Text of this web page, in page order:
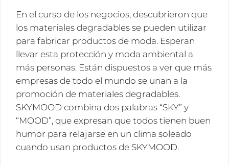
En el curso de los negocios, descubrieron que
los materiales degradables se pueden utilizar
para fabricar productos de moda. Esperan
llevar esta protección y moda ambiental a
más personas. Están dispuestos a ver que más
empresas de todo el mundo se unan a la
promoción de materiales degradables.
SKYMOOD combina dos palabras “SKY” y
“MOOD”, que expresan que todos tienen buen
humor para relajarse en un clima soleado
cuando usan productos de SKYMOOD.